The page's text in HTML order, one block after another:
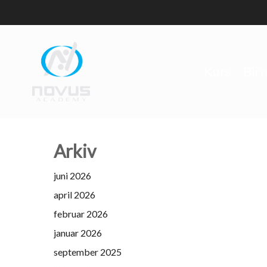
Arkiv
juni 2026
april 2026
februar 2026
januar 2026
september 2025